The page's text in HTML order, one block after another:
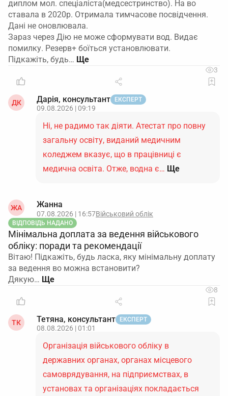
диплом мол. спеціаліста(медсестринство). На во
ставала в 2020р. Отримала тимчасове посвідчення.
Дані не оновлювала.
Зараз через Дію не може сформувати вод. Видає
помилку. Резерв+ боїться установлювати.
Підкажіть, будь…
3
ДК Дарія, консультант ЕКСПЕРТ
09.08.2026 | 09:19
Ні, не радимо так діяти. Атестат про повну
загальну освіту, виданий медичним
коледжем вказує, що в працівниці є
медична освіта. Отже, водна є… Ще
ЖА Жанна
07.08.2026 | 16:57Військовий облік
ВІДПОВІДЬ НАДАНО
Мінімальна доплата за ведення військового
обліку: поради та рекомендації
Вітаю! Підкажіть, будь ласка, яку мінімальну доплату
за ведення во можна встановити?
Дякую…
8
ТК Тетяна, консультант ЕКСПЕРТ
08.08.2026 | 01:01
Організація військового обліку в
державних органах, органах місцевого
самоврядування, на підприємствах, в
установах та організаціях покладається